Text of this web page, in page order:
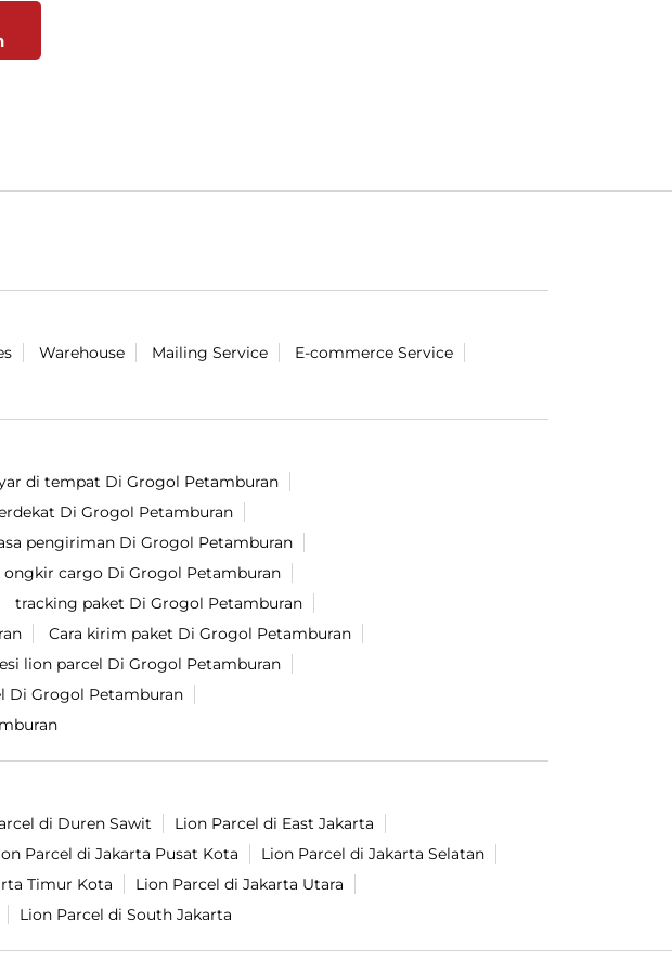
Warehouse Mailing Service
E-commerce Service
di tempat Di Grogol Petamburan
Di Grogol Petamburan
pengiriman Di Grogol Petamburan
ongkir cargo Di Grogol Petamburan
tracking paket Di Grogol Petamburan
Cara kirim paket Di Grogol Petamburan
lion parcel Di Grogol Petamburan
Di Grogol Petamburan
di Duren Sawit
Lion Parcel di East Jakarta
Parcel di Jakarta Pusat Kota
Lion Parcel di Jakarta Selatan
Timur Kota
Lion Parcel di Jakarta Utara
Lion Parcel di South Jakarta